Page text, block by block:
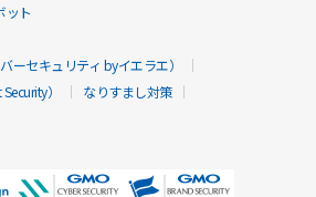
ット
ーセキュリティ byイエラエ）
）
なりすまし対策